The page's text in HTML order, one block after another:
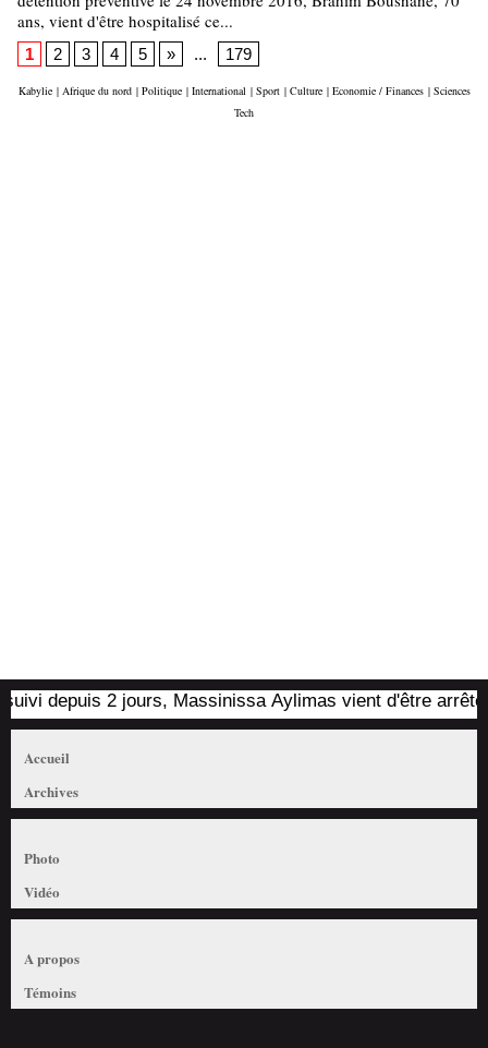
ans, vient d'être hospitalisé ce...
1 2 3 4 5 » ... 179
Kabylie | Afrique du nord | Politique | International | Sport | Culture | Economie / Finances | Sciences
Tech
depuis 2 jours, Massinissa Aylimas vient d'être arrêté
Accueil
Archives
Photo
Vidéo
A propos
Témoins